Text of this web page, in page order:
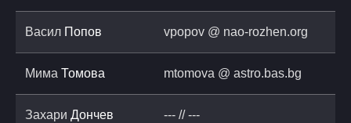
Васил Попов vpopov @ nao-rozhen.org
Мима Томова mtomova @ astro.bas.bg
Захари Дончев --- // ---